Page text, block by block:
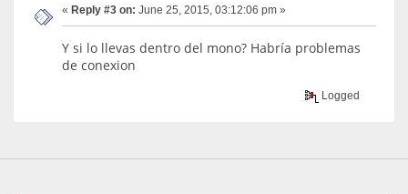
« Reply #3 on: June 25, 2015, 03:12:06 pm »
Y si lo llevas dentro del mono? Habría problemas
de conexion
Logged